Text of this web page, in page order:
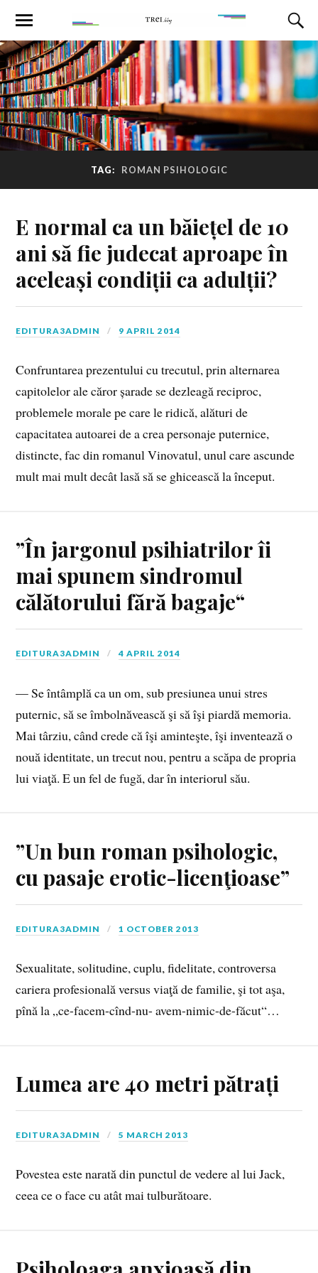
TAG: ROMAN PSIHOLOGIC
E normal ca un băiețel de 10
ani să fie judecat aproape în
aceleași condiții ca adulții?
EDITURA3ADMIN 9 APRIL 2014
Confruntarea prezentului cu trecutul, prin alternarea
capitolelor ale căror șarade se dezleagă reciproc,
problemele morale pe care le ridică, alături de
capacitatea autoarei de a crea personaje puternice,
distincte, fac din romanul Vinovatul, unul care ascunde
mult mai mult decât lasă să se ghicească la început.
”În jargonul psihiatrilor îi
mai spunem sindromul
călătorului fără bagaje“
EDITURA3ADMIN 4 APRIL 2014
— Se întâmplă ca un om, sub presiunea unui stres
puternic, să se îmbolnăvească şi să îşi piardă memoria.
Mai târziu, când crede că îşi aminteşte, îşi inventează o
nouă identitate, un trecut nou, pentru a scăpa de propria
lui viaţă. E un fel de fugă, dar în interiorul său.
”Un bun roman psihologic,
cu pasaje erotic-licenţioase”
EDITURA3ADMIN 1 OCTOBER 2013
Sexualitate, solitudine, cuplu, fidelitate, controversa
cariera profesională versus viaţă de familie, şi tot aşa,
pînă la „ce-facem-cînd-nu- avem-nimic-de-făcut“…
Lumea are 40 metri pătrați
EDITURA3ADMIN 5 MARCH 2013
Povestea este narată din punctul de vedere al lui Jack,
ceea ce o face cu atât mai tulburătoare.